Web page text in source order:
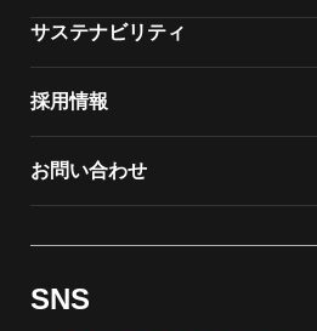
サステナビリティ
採用情報
お問い合わせ
SNS